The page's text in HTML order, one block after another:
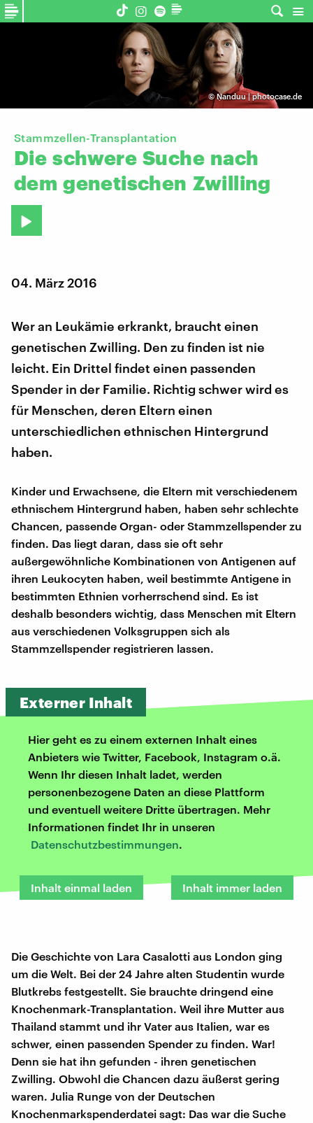
©Nanduu | photocase.de
Stammzellen-Transplantation
Die schwere Suche nach
dem genetischen Zwilling
04. März 2016
Wer an Leukämie erkrankt, braucht einen
genetischen Zwilling. Den zu finden ist nie
leicht. Ein Drittel findet einen passenden
Spender in der Familie. Richtig schwer wird es
für Menschen, deren Eltern einen
unterschiedlichen ethnischen Hintergrund
haben.
Kinder und Erwachsene, die Eltern mit verschiedenem
ethnischem Hintergrund haben, haben sehr schlechte
Chancen, passende Organ- oder Stammzellspender zu
finden. Das liegt daran, dass sie oft sehr
außergewöhnliche Kombinationen von Antigenen auf
ihren Leukocyten haben, weil bestimmte Antigene in
bestimmten Ethnien vorherrschend sind. Es ist
deshalb besonders wichtig, dass Menschen mit Eltern
aus verschiedenen Volksgruppen sich als
Stammzellspender registrieren lassen.
Externer Inhalt
Hier geht es zu einem externen Inhalt eines
Anbieters wie Twitter, Facebook, Instagram o.ä.
Wenn Ihr diesen Inhalt ladet, werden
personenbezogene Daten an diese Plattform
und eventuell weitere Dritte übertragen. Mehr
Informationen findet Ihr in unseren
Datenschutzbestimmungen.
Inhalt einmal laden Inhalt immer laden
Die Geschichte von Lara Casalotti aus London ging
um die Welt. Bei der 24 Jahre alten Studentin wurde
Blutkrebs festgestellt. Sie brauchte dringend eine
Knochenmark-Transplantation. Weil ihre Mutter aus
Thailand stammt und ihr Vater aus Italien, war es
schwer, einen passenden Spender zu finden. War!
Denn sie hat ihn gefunden - ihren genetischen
Zwilling. Obwohl die Chancen dazu äußerst gering
waren. Julia Runge von der Deutschen
Knochenmarkspenderdatei sagt: Das war die Suche